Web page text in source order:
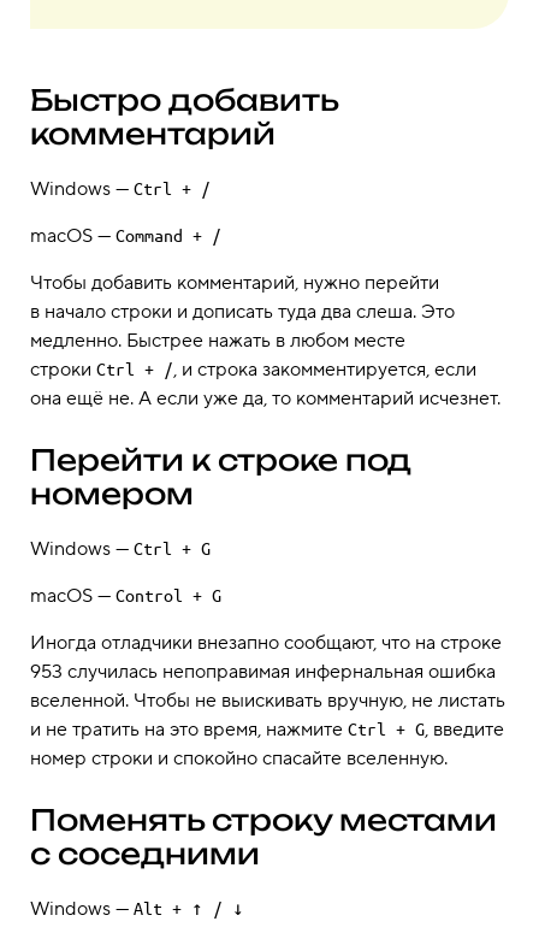
Быстро добавить
комментарий
Windows — Ctrl + /
macOS — Command + /
Чтобы добавить комментарий, нужно перейти
в начало строки и дописать туда два слеша. Это
медленно. Быстрее нажать в любом месте
строки Ctrl + /, и строка закомментируется, если
она ещё не. А если уже да, то комментарий исчезнет.
Перейти к строке под
номером
Windows — Ctrl + G
macOS — Control + G
Иногда отладчики внезапно сообщают, что на строке
953 случилась непоправимая инфернальная ошибка
вселенной. Чтобы не выискивать вручную, не листать
и не тратить на это время, нажмите Ctrl + G, введите
номер строки и спокойно спасайте вселенную.
Поменять строку местами
с соседними
Windows — Alt + ↑ / ↓